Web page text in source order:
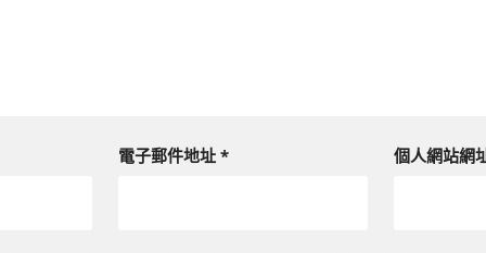
電子郵件地址 * 個人網站網